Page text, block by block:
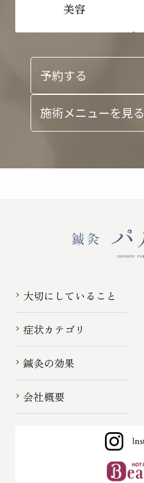
美容
施術メニューを見る
予約する
大切にしていること
症状カテゴリ
鍼灸の効果
会社概要